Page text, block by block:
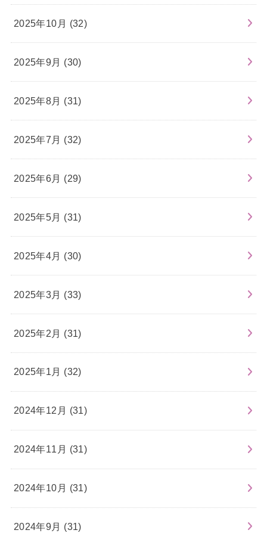
2025年10月 (32)
2025年9月 (30)
2025年8月 (31)
2025年7月 (32)
2025年6月 (29)
2025年5月 (31)
2025年4月 (30)
2025年3月 (33)
2025年2月 (31)
2025年1月 (32)
2024年12月 (31)
2024年11月 (31)
2024年10月 (31)
2024年9月 (31)